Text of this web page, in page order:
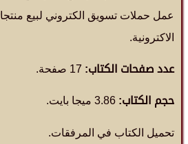
عمل حملات تسويق الكتروني لبيع
الاكترونية.
عدد صفحات الكتاب:17 صفحة.
حجم الكتاب:3.86 ميجا بايت.
تحميل الكتاب في المرفقات.